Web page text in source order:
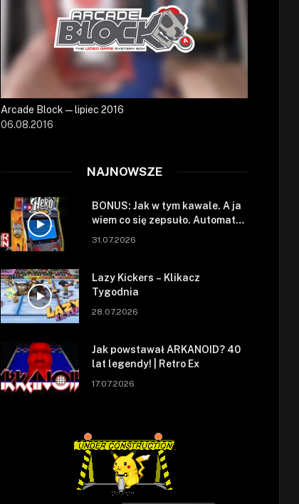
Arcade Block — lipiec 2016
06.08.2016
NAJNOWSZE
BONUS: Jak w tym kawale. A ja
wiem co się zepsuło. Automat
się zepsuł.
31.07.2026
Lazy Kickers – Klikacz
Tygodnia
28.07.2026
Jak powstawał ARKANOID? 40
lat legendy! | Retro Ex
17.07.2026